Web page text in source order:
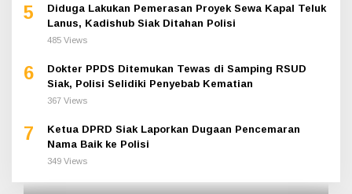
5
Diduga Lakukan Pemerasan Proyek Sewa Kapal Teluk
Lanus, Kadishub Siak Ditahan Polisi
485 Views
6
Dokter PPDS Ditemukan Tewas di Samping RSUD
Siak, Polisi Selidiki Penyebab Kematian
367 Views
7
Ketua DPRD Siak Laporkan Dugaan Pencemaran
Nama Baik ke Polisi
349 Views